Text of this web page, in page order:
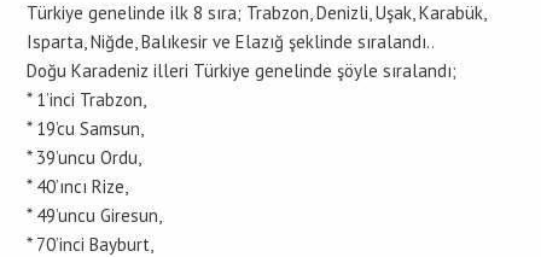
Türkiye genelinde ilk 8 sıra; Trabzon, Denizli, Uşak, Karabük,
Isparta, Niğde, Balıkesir ve Elazığ şeklinde sıralandı..
Doğu Karadeniz illeri Türkiye genelinde şöyle sıralandı;
* 1’inci Trabzon,
* 19’cu Samsun,
* 39’uncu Ordu,
* 40’ıncı Rize,
* 49’uncu Giresun,
* 70’inci Bayburt,